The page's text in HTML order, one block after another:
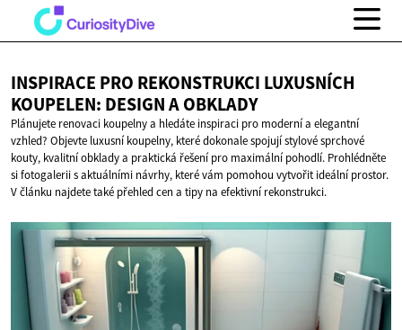
INSPIRACE PRO REKONSTRUKCI LUXUSNÍCH
KOUPELEN: DESIGNA OBKLADY
Plánujete renovaci koupelny a hledáte inspiraci pro moderní a elegantní
vzhled? Objevte luxusní koupelny, které dokonale spojují stylové sprchové
kouty, kvalitní obklady a praktická řešení pro maximální pohodlí. Prohlédněte
si fotogalerii s aktuálními návrhy, které vám pomohou vytvořit ideální prostor.
V článku najdete také přehled cen a tipy na efektivní rekonstrukci.